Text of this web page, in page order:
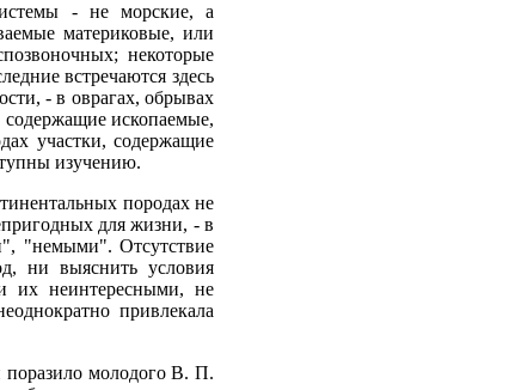
- не морские, а
материковые, или
некоторые
встречаются здесь
- в оврагах, обрывах
ископаемые,
участки, содержащие
изучению.
породах не
для жизни, - в
"немыми". Отсутствие
ни выяснить условия
их неинтересными, не
привлекала
поразило молодого В. П.